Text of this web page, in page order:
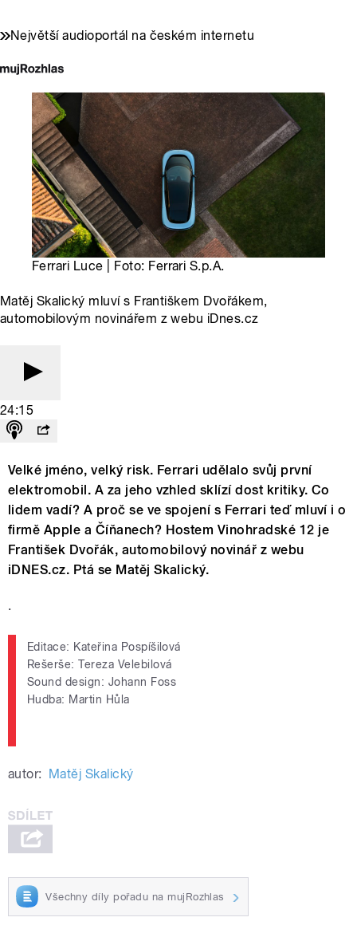
Největší audioportál na českém internetu
Ferrari Luce | Foto: Ferrari S.p.A.
Matěj Skalický mluví s Františkem Dvořákem,
automobilovým novinářem z webu iDnes.cz
24:15
Velké jméno, velký risk. Ferrari udělalo svůj první
elektromobil. A za jeho vzhled sklízí dost kritiky. Co
lidem vadí? A proč se ve spojení s Ferrari teď mluví i o
firmě Apple a Číňanech? Hostem Vinohradské 12 je
František Dvořák, automobilový novinář z webu
iDNES.cz. Ptá se Matěj Skalický.
.
Editace: Kateřina Pospíšilová
Rešerše: Tereza Velebilová
Sound design: Johann Foss
Hudba: Martin Hůla
autor: Matěj Skalický
Všechny díly pořadu na mujRozhlas